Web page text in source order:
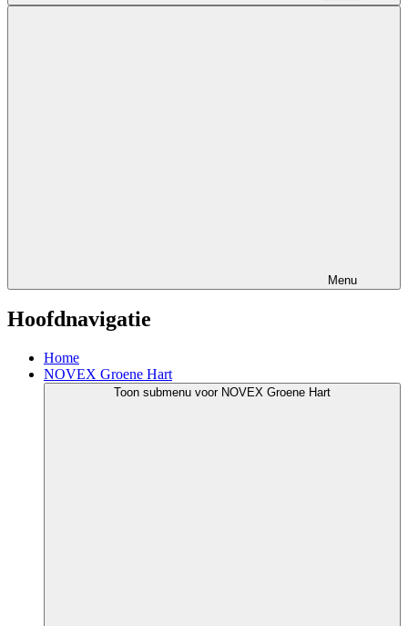
Menu
Hoofdnavigatie
Home
NOVEX Groene Hart
Toon submenu voor NOVEX Groene Hart